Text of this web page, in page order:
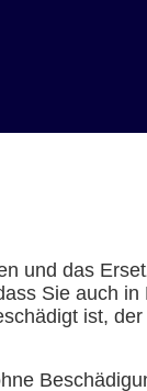
und das
Sie auch
ist,